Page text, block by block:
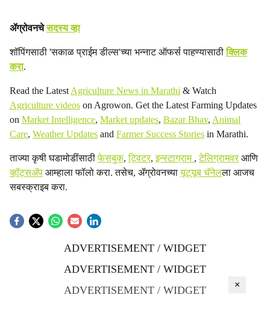
ॲग्रोवनचेसदस्य व्हा
शॉपिंगसाठी 'सकाळ प्राईम डील्स'च्या भन्नाट ऑफर्स पाहण्यासाठीक्लिक
करा.
Read the Latest Agriculture News in Marathi & Watch
Agriculture videos on Agrowon. Get the Latest Farming Updates
on Market Intelligence, Market updates, Bazar Bhav, Animal
Care, Weather Updates and Farmer Success Stories in Marathi.
ताज्या कृषी घडामोडींसाठीफेसबुक,ट्विटर,इन्स्टाग्राम ,टेलिग्रामवरआणि
व्हॉट्सॲप आम्हाला फॉलो करा. तसेच, ॲग्रोवनच्यायूट्यूब चॅनेलला आजच
सबस्क्राइब करा.
ADVERTISEMENT / WIDGET
ADVERTISEMENT / WIDGET
ADVERTISEMENT / WIDGET
×